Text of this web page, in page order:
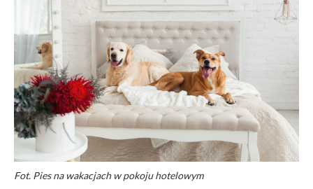
Fot. Pies na wakacjach w pokoju hotelowym